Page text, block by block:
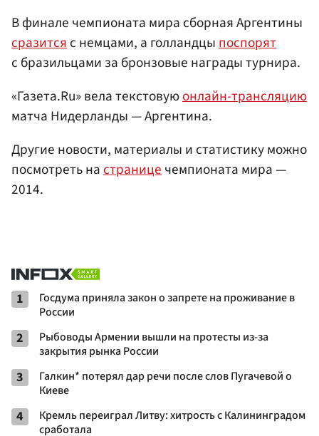
В финале чемпионата мира сборная Аргентины
сразится с немцами, а голландцы поспорят
с бразильцами за бронзовые награды турнира.
«Газета.Ru» вела текстовуюонлайн-трансляцию
матча Нидерланды — Аргентина.
Другие новости, материалы и статистику можно
посмотреть настраницечемпионата мира —
2014.
1
Госдума приняла закон о запрете на проживание в
России
2
Рыбоводы Армении вышли на протесты из-за
закрытия рынка России
3
Галкин* потерял дар речи после слов Пугачевой о
Киеве
4
Кремль переиграл Литву: хитрость с Калининградом
сработала